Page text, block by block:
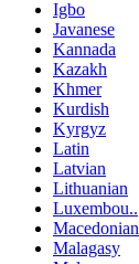
Igbo
Javanese
Kannada
Kazakh
Khmer
Kurdish
Kyrgyz
Latin
Latvian
Lithuanian
Luxembou..
Macedonian
Malagasy